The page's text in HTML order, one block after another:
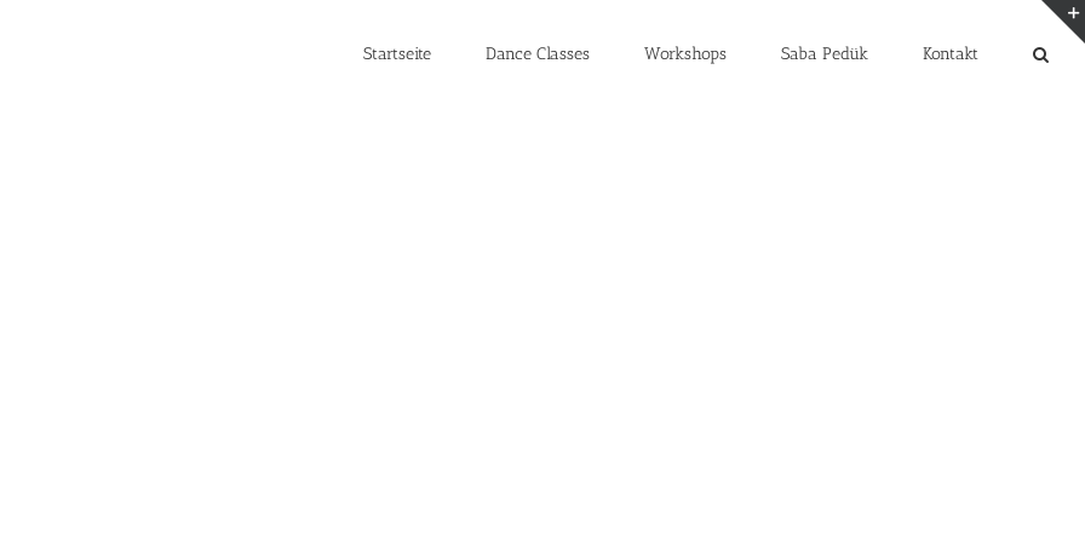
Startseite Dance Classes Workshops Saba Pedük Kontakt